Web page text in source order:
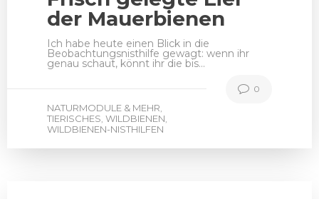
der Mauerbienen
Ich habe heute einen Blick in die
Beobachtungsnisthilfe gewagt: wenn ihr
genau schaut, könnt ihr die bis…
NATURMODULE & MEHR,
TIERISCHES, WILDBIENEN,
WILDBIENEN-NISTHILFEN
0